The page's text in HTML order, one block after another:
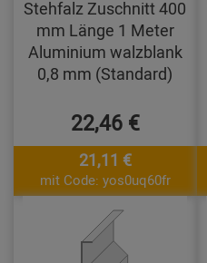
Stehfalz Zuschnitt 400
mm Länge 1 Meter
Aluminium walzblank
0,8 mm (Standard)
22,46 €
21,11 €
mit Code: yos0uq60fr